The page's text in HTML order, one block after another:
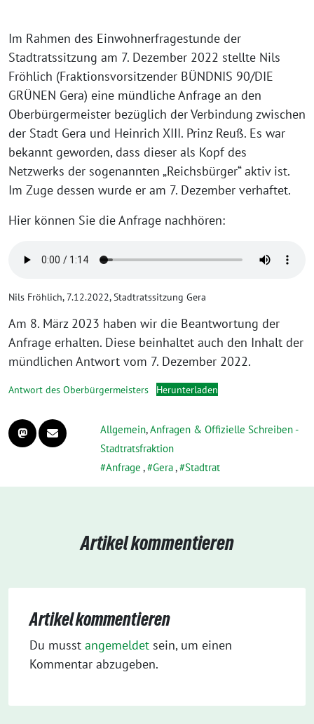
Im Rahmen des Einwohnerfragestunde der
Stadtratssitzung am 7. Dezember 2022 stellte Nils
Fröhlich (Fraktionsvorsitzender BÜNDNIS 90/DIE
GRÜNEN Gera) eine mündliche Anfrage an den
Oberbürgermeister bezüglich der Verbindung zwischen
der Stadt Gera und Heinrich XIII. Prinz Reuß. Es war
bekannt geworden, dass dieser als Kopf des
Netzwerks der sogenannten „Reichsbürger“ aktiv ist.
Im Zuge dessen wurde er am 7. Dezember verhaftet.
Hier können Sie die Anfrage nachhören:
Nils Fröhlich, 7.12.2022, Stadtratssitzung Gera
Am 8. März 2023 haben wir die Beantwortung der
Anfrage erhalten. Diese beinhaltet auch den Inhalt der
mündlichen Antwort vom 7. Dezember 2022.
Antwort des Oberbürgermeisters Herunterladen
Allgemein,Anfragen & Offizielle Schreiben -
Stadtratsfraktion
Anfrage , Gera, Stadtrat
Artikel kommentieren
Artikel kommentieren
Du musst angemeldet sein, um einen
Kommentar abzugeben.